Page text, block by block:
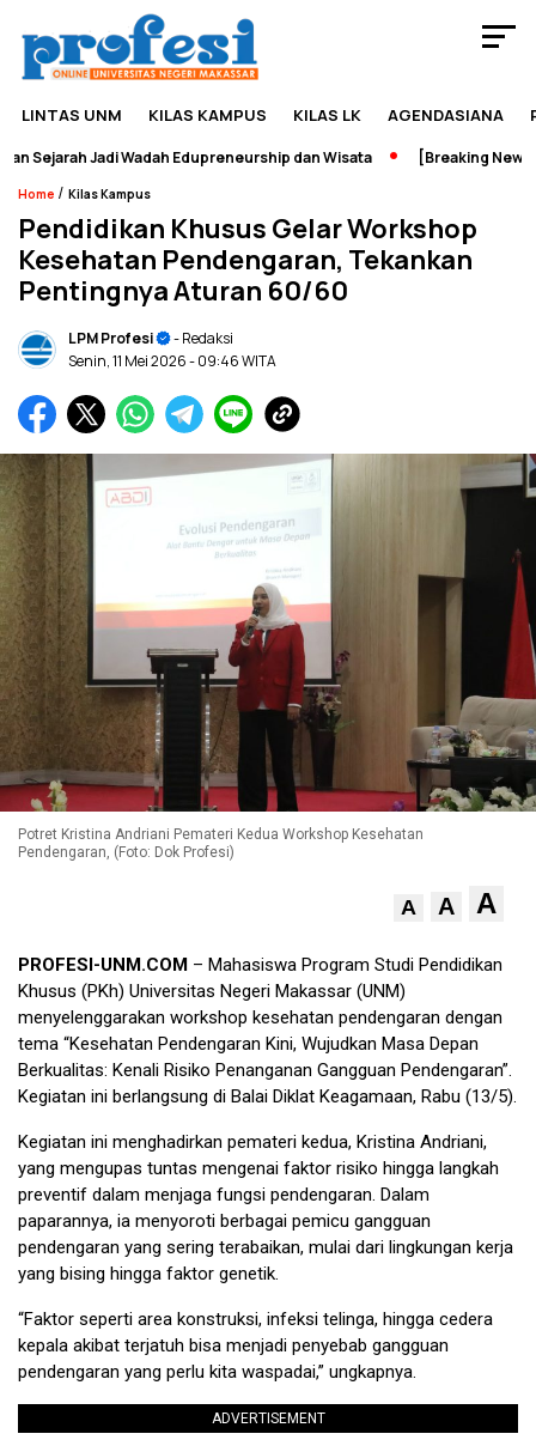
LINTAS UNM KILAS KAMPUS KILAS LK AGENDASIANA
Jadi Wadah Edupreneurship dan Wisata [Breaking News]
Home / Kilas Kampus
Pendidikan Khusus Gelar Workshop
Kesehatan Pendengaran, Tekankan
Pentingnya Aturan 60/60
LPM Profesi
- Redaksi
Senin, 11 Mei 2026- 09:46 WITA
Potret Kristina Andriani Pemateri Kedua Workshop Kesehatan
Pendengaran, (Foto: Dok Profesi)
A A A
PROFESI-UNM.COM – Mahasiswa Program Studi Pendidikan
Khusus (PKh) Universitas Negeri Makassar (UNM)
menyelenggarakan workshop kesehatan pendengaran dengan
tema “Kesehatan Pendengaran Kini, Wujudkan Masa Depan
Berkualitas: Kenali Risiko Penanganan Gangguan Pendengaran”.
Kegiatan ini berlangsung di Balai Diklat Keagamaan, Rabu (13/5).
Kegiatan ini menghadirkan pemateri kedua, Kristina Andriani,
yang mengupas tuntas mengenai faktor risiko hingga langkah
preventif dalam menjaga fungsi pendengaran. Dalam
paparannya, ia menyoroti berbagai pemicu gangguan
pendengaran yang sering terabaikan, mulai dari lingkungan kerja
yang bising hingga faktor genetik.
“Faktor seperti area konstruksi, infeksi telinga, hingga cedera
kepala akibat terjatuh bisa menjadi penyebab gangguan
pendengaran yang perlu kita waspadai,” ungkapnya.
ADVERTISEMENT